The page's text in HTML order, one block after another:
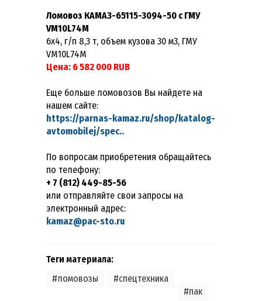
Ломовоз КАМАЗ-65115-3094-50 с ГМУ
VM10L74M
6х4, г/п 8,3 т, объем кузова 30 м3, ГМУ
VM10L74M
Цена: 6 582 000 RUB
Еще больше ломовозов Вы найдете на
нашем сайте:
https://parnas-kamaz.ru/shop/katalog-
avtomobilej/spec..
По вопросам приобретения обращайтесь
по телефону:
+ 7 (812) 449-85-56
или отправляйте свои запросы на
электронный адрес:
kamaz@pac-sto.ru
Теги материала:
#ломовозы
#спецтехника
#пак